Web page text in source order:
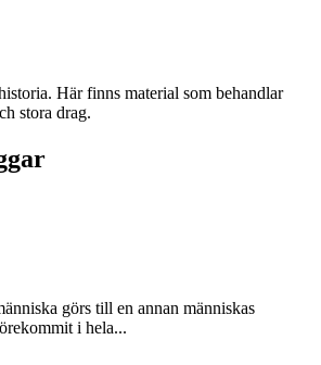
Här finns material som behandlar
stora drag.
görs till en annan människas
i hela...